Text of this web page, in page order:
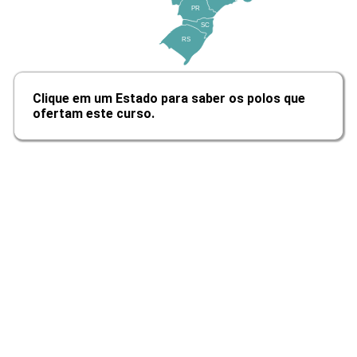
Branding
PR
SC
RS
Clique em um Estado para saber os polos que
ofertam este curso.